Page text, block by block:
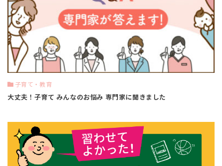
子育て・教育
大丈夫！子育て みんなのお悩み 専門家に聞きました